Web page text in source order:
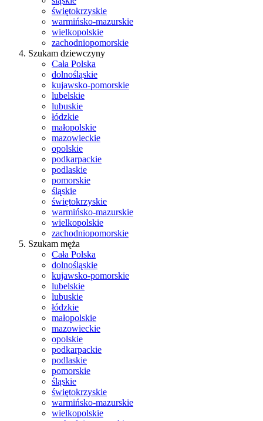
świętokrzyskie
warmińsko-mazurskie
wielkopolskie
zachodniopomorskie
Szukam dziewczyny
Cała Polska
dolnośląskie
kujawsko-pomorskie
lubelskie
lubuskie
łódzkie
małopolskie
mazowieckie
opolskie
podkarpackie
podlaskie
pomorskie
śląskie
świętokrzyskie
warmińsko-mazurskie
wielkopolskie
zachodniopomorskie
Szukam męża
Cała Polska
dolnośląskie
kujawsko-pomorskie
lubelskie
lubuskie
łódzkie
małopolskie
mazowieckie
opolskie
podkarpackie
podlaskie
pomorskie
śląskie
świętokrzyskie
warmińsko-mazurskie
wielkopolskie